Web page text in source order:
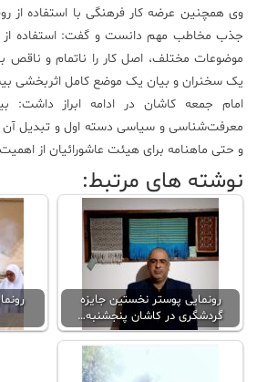
وی همچنین عرضه کار فرهنگی با استفاده از
جذب مخاطب مهم دانست و گفت: استفاده از
موضوعات مختلف، اصل کار را ناتمام و ناقص
یک سخنران و بیان یک موضع کامل اثربخشی
امام جمعه کاشان در ادامه ابراز داشت:
معرفت‌شناسی و سیاسی دسته اول و تبدیل آن
و حتی ماهنامه برای هیئت عاشورائیان از
نوشته های مرتبط:
رونمایی پوستر نخستین جایزه
گردشگری در کاشان پنجشنبه…